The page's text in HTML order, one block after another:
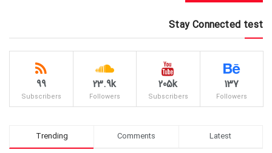
Stay Connected test
137
Followers
205k
Subscribers
23.9k
Followers
99
Subscribers
Trending Comments Latest